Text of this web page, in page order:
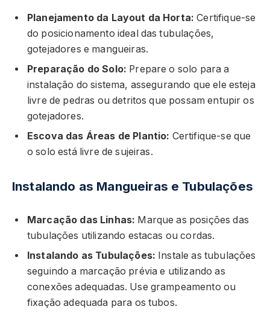
Planejamento da Layout da Horta: Certifique-se
do posicionamento ideal das tubulações,
gotejadores e mangueiras.
Preparação do Solo: Prepare o solo para a
instalação do sistema, assegurando que ele esteja
livre de pedras ou detritos que possam entupir os
gotejadores.
Escova das Áreas de Plantio: Certifique-se que
o solo está livre de sujeiras.
Instalando as Mangueiras e Tubulações
Marcação das Linhas: Marque as posições das
tubulações utilizando estacas ou cordas.
Instalando as Tubulações: Instale as tubulações
seguindo a marcação prévia e utilizando as
conexões adequadas. Use grampeamento ou
fixação adequada para os tubos.